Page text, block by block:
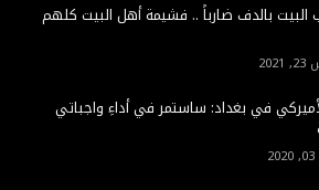
البيت بالدف ضارباً .. فشيمة أهل البيت كلهم
في بغداد: ساستمر في أداءِ واجباتي